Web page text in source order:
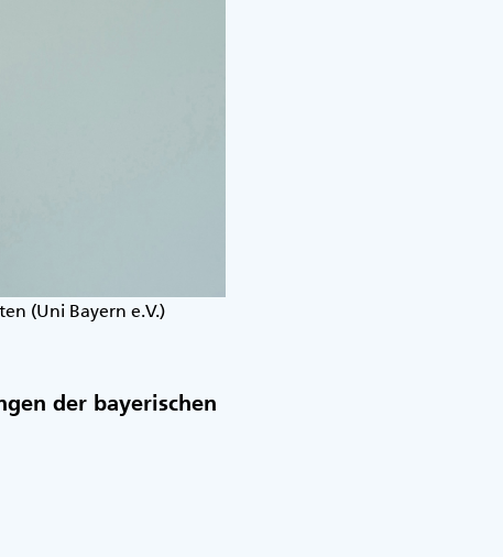
(Uni Bayern e.V.)
der bayerischen